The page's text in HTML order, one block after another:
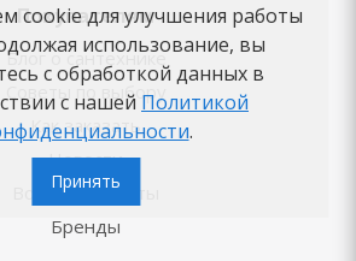
Покупателям
Блог о сантехнике
Советы по выбору
Как заказать
Новости
Вопросы-ответы
Бренды
cookie для улучшения работы
использование, вы
с обработкой данных в
с нашей Политикой
.
Принять